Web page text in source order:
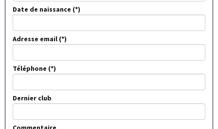
Date de naissance
Adresse email
Téléphone
Dernier club